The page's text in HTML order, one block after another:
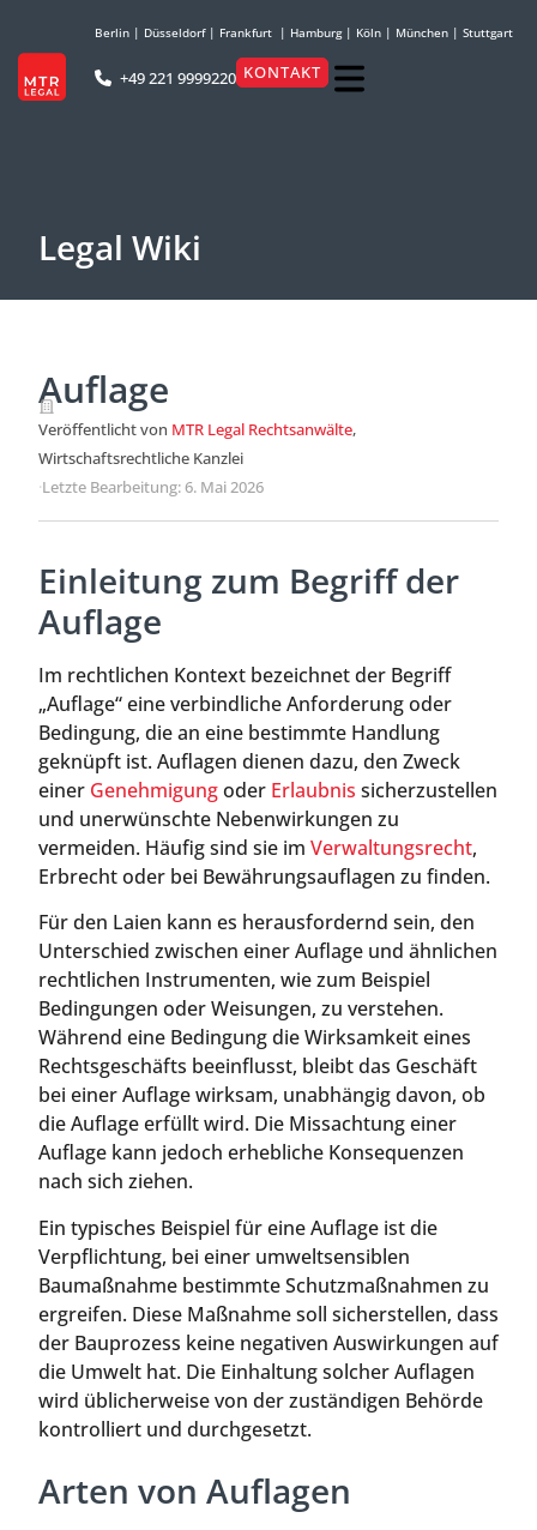
Berlin | Düsseldorf| Frankfurt | Hamburg| Köln | München | Stuttgart
+49 221 9999220 KONTAKT
Legal Wiki
Auflage
Veröffentlicht von MTR Legal Rechtsanwälte,
Wirtschaftsrechtliche Kanzlei
·Letzte Bearbeitung: 6. Mai 2026
Einleitung zum Begriff der
Auflage
Im rechtlichen Kontext bezeichnet der Begriff
„Auflage“ eine verbindliche Anforderung oder
Bedingung, die an eine bestimmte Handlung
geknüpft ist. Auflagen dienen dazu, den Zweck
einer Genehmigungoder Erlaubnis sicherzustellen
und unerwünschte Nebenwirkungen zu
vermeiden. Häufig sind sie im Verwaltungsrecht,
Erbrecht oder bei Bewährungsauflagen zu finden.
Für den Laien kann es herausfordernd sein, den
Unterschied zwischen einer Auflage und ähnlichen
rechtlichen Instrumenten, wie zum Beispiel
Bedingungen oder Weisungen, zu verstehen.
Während eine Bedingung die Wirksamkeit eines
Rechtsgeschäfts beeinflusst, bleibt das Geschäft
bei einer Auflage wirksam, unabhängig davon, ob
die Auflage erfüllt wird. Die Missachtung einer
Auflage kann jedoch erhebliche Konsequenzen
nach sich ziehen.
Ein typisches Beispiel für eine Auflage ist die
Verpflichtung, bei einer umweltsensiblen
Baumaßnahme bestimmte Schutzmaßnahmen zu
ergreifen. Diese Maßnahme soll sicherstellen, dass
der Bauprozess keine negativen Auswirkungen auf
die Umwelt hat. Die Einhaltung solcher Auflagen
wird üblicherweise von der zuständigen Behörde
kontrolliert und durchgesetzt.
Arten von Auflagen